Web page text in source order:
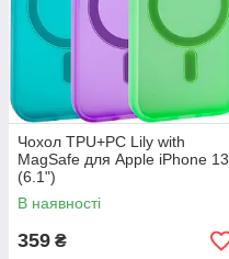
Чохол TPU+PC Lily with
MagSafe для Apple iPhone 13
(6.1")
В наявності
359 ₴